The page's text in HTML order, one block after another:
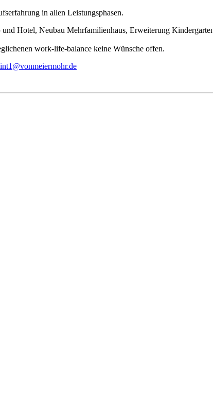
in allen Leistungsphasen.
Hotel, Neubau Mehrfamilienhaus, Erweiterung
work-life-balance keine Wünsche offen.